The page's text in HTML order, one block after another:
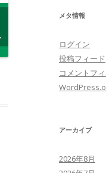
メタ情報
ログイン
投稿フィード
コメントフ
アーカイブ
2026年8月